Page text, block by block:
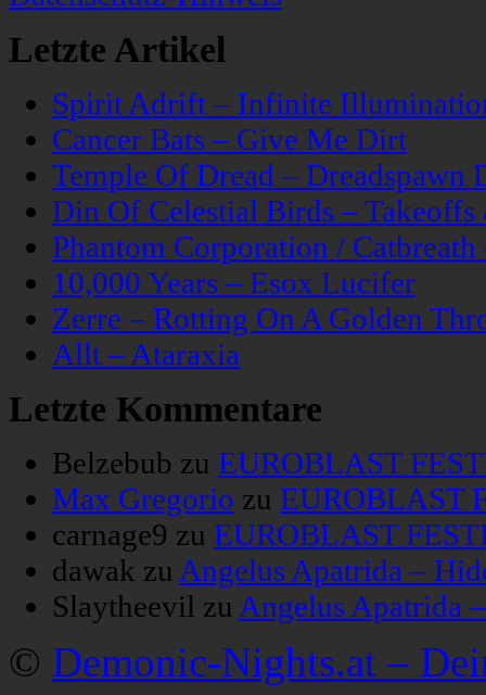
Letzte Artikel
Spirit Adrift – Infinite
Cancer Bats – Give Me Dirt
Temple Of Dread – Dreadspawn
Din Of Celestial Birds –
Phantom Corporation /
10,000 Years – Esox Lucifer
Zerre – Rotting On A Golden
Allt – Ataraxia
Letzte Kommentare
Belzebub zu EUROBLAST
Max Gregorio zu EUROBLAST
carnage9 zu EUROBLAST
dawak zu Angelus Apatrida –
Slaytheevil zu Angelus Apatrida
© Demonic-Nights.at –